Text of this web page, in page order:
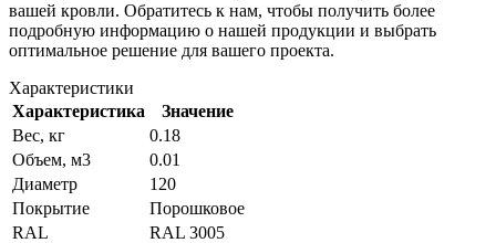
вашей кровли. Обратитесь к нам, чтобы получить более
подробную информацию о нашей продукции и выбрать
оптимальное решение для вашего проекта.
Характеристики
Характеристика
Значение
Вес, кг
0.18
Объем, м3
0.01
Диаметр
120
Покрытие
Порошковое
RAL
RAL 3005